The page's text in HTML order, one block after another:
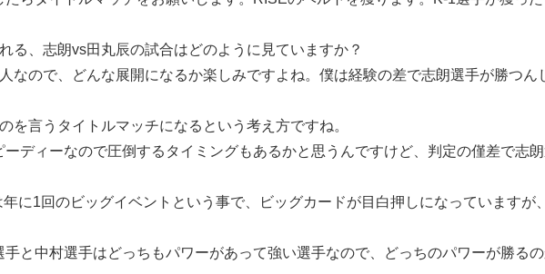
る、志朗vs田丸辰の試合はどのように見ていますか？
なので、どんな展開になるか楽しみですよね。僕は経験の差で志朗選手が勝つん
を言うタイトルマッチになるという考え方ですね。
ディーなので圧倒するタイミングもあるかと思うんですけど、判定の僅差で志朗
に1回のビッグイベントという事で、ビッグカードが目白押しになっていますが
と中村選手はどっちもパワーがあって強い選手なので、どっちのパワーが勝るの